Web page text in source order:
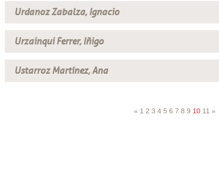
Urdanoz Zabalza, Ignacio
Urzainqui Ferrer, Iñigo
Ustarroz Martínez, Ana
« 1 2 3 4 5 6 7 8 9 10 11 »